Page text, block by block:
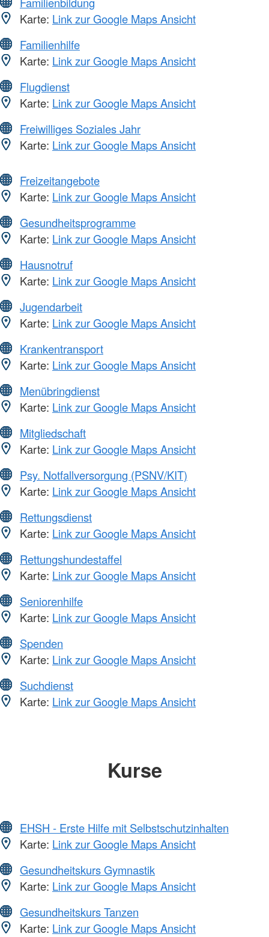
Karte: Link zur Google Maps Ansicht
Familienhilfe
Karte: Link zur Google Maps Ansicht
Flugdienst
Karte: Link zur Google Maps Ansicht
Freiwilliges Soziales Jahr
Karte: Link zur Google Maps Ansicht
Freizeitangebote
Karte: Link zur Google Maps Ansicht
Gesundheitsprogramme
Karte: Link zur Google Maps Ansicht
Hausnotruf
Karte: Link zur Google Maps Ansicht
Jugendarbeit
Karte: Link zur Google Maps Ansicht
Krankentransport
Karte: Link zur Google Maps Ansicht
Menübringdienst
Karte: Link zur Google Maps Ansicht
Mitgliedschaft
Karte: Link zur Google Maps Ansicht
Psy. Notfallversorgung (PSNV/KIT)
Karte: Link zur Google Maps Ansicht
Rettungsdienst
Karte: Link zur Google Maps Ansicht
Rettungshundestaffel
Karte: Link zur Google Maps Ansicht
Seniorenhilfe
Karte: Link zur Google Maps Ansicht
Spenden
Karte: Link zur Google Maps Ansicht
Suchdienst
Karte: Link zur Google Maps Ansicht
Kurse
EHSH - Erste Hilfe mit Selbstschutzinhalten
Karte: Link zur Google Maps Ansicht
Gesundheitskurs Gymnastik
Karte: Link zur Google Maps Ansicht
Gesundheitskurs Tanzen
Karte: Link zur Google Maps Ansicht